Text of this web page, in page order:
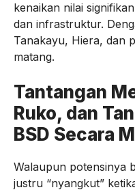
kenaikan nilai
dan infrastruktur.
Tanakayu, Hiera, dan
matang.
Tantangan
Ruko, dan
BSD Secara
Walaupun potensinya
justru “nyangkut”